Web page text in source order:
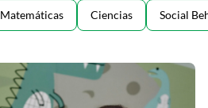
Matemáticas Ciencias Social